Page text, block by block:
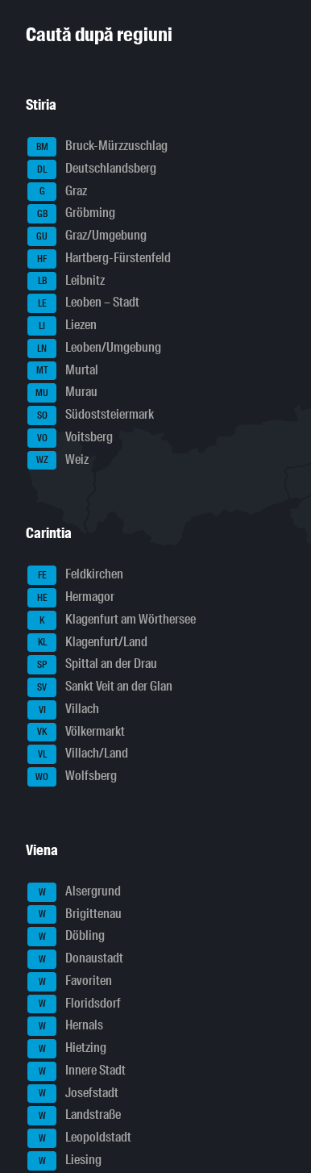
Caută după regiuni
Stiria
BM Bruck-Mürzzuschlag
DL Deutschlandsberg
G Graz
GB Gröbming
GU Graz/Umgebung
HF Hartberg-Fürstenfeld
LB Leibnitz
LE Leoben – Stadt
LI Liezen
LN Leoben/Umgebung
MT Murtal
MU Murau
SO Südoststeiermark
VO Voitsberg
WZ Weiz
Carintia
FE Feldkirchen
HE Hermagor
K Klagenfurt am Wörthersee
KL Klagenfurt/Land
SP Spittal an der Drau
SV Sankt Veit an der Glan
VI Villach
VK Völkermarkt
VL Villach/Land
WO Wolfsberg
Viena
W Alsergrund
W Brigittenau
W Döbling
W Donaustadt
W Favoriten
W Floridsdorf
W Hernals
W Hietzing
W Innere Stadt
W Josefstadt
W Landstraße
W Leopoldstadt
W Liesing